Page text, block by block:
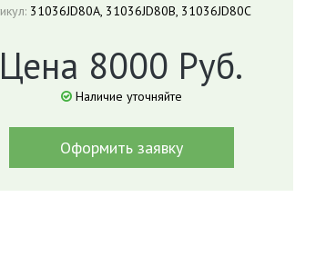
31036JD80A, 31036JD80B, 31036JD80C
Цена 8000 Руб.
Наличие уточняйте
Оформить заявку